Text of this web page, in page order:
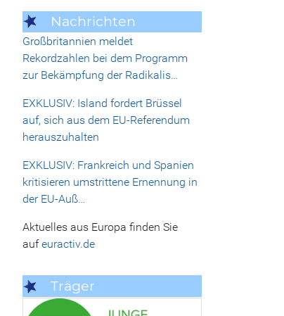
Nachrichten
Großbritannien meldet
Rekordzahlen bei dem Programm
zur Bekämpfung der Radikalis…
EXKLUSIV: Island fordert Brüssel
auf, sich aus dem EU-Referendum
herauszuhalten
EXKLUSIV: Frankreich und Spanien
kritisieren umstrittene Ernennung in
der EU-Auß…
Aktuelles aus Europa finden Sie
aufeuractiv.de
Träger